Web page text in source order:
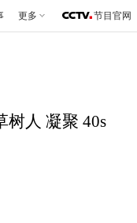
更多 节目官网
树人 凝聚 40s